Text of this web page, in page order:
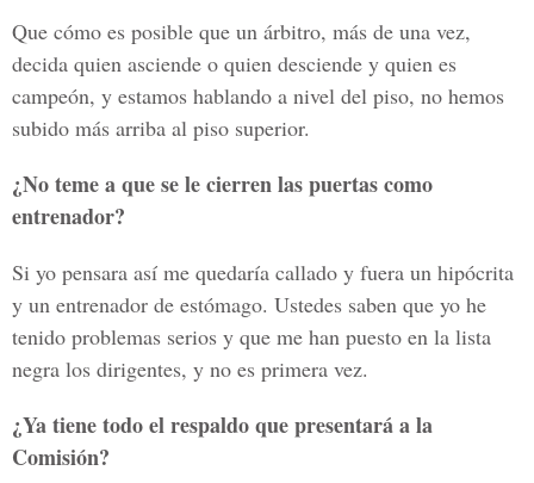
Que cómo es posible que un árbitro, más de una vez,
decida quien asciende o quien desciende y quien es
campeón, y estamos hablando a nivel del piso, no hemos
subido más arriba al piso superior.
¿No teme a que se le cierren las puertas como
entrenador?
Si yo pensara así me quedaría callado y fuera un hipócrita
y un entrenador de estómago. Ustedes saben que yo he
tenido problemas serios y que me han puesto en la lista
negra los dirigentes, y no es primera vez.
¿Ya tiene todo el respaldo que presentará a la
Comisión?